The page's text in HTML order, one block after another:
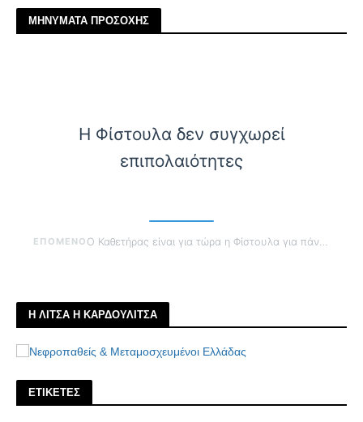
ΜΗΝΥΜΑΤΑ ΠΡΟΣΟΧΗΣ
Η Φίστουλα δεν συγχωρεί
επιπολαιότητες
ΕΠΟΜΕΝΟ
Η ΛΙΤΣΑ Η ΚΑΡΔΟΥΛΙΤΣΑ
ΕΤΙΚΕΤΕΣ